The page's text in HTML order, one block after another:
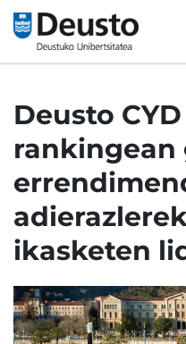
Deusto
rankingean
ikasketen